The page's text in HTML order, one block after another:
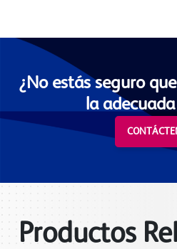
¿No estás seguro
la
Productos